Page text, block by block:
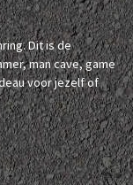
Dit is de
man cave, game
voor jezelf of